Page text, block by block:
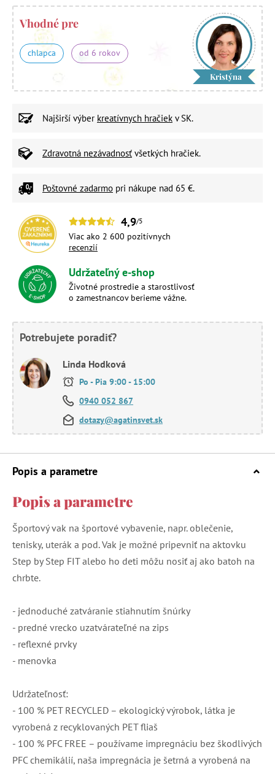
Vhodné pre
chlapca od 6 rokov
Kristýna
Najširší výber kreatívnych hračiek v SK.
Zdravotná nezávadnosť všetkých hračiek.
Poštovné zadarmo pri nákupe nad 65 €.
4,9/5
Viac ako 2 600 pozitívnych
recenzií
Udržateľný e-shop
Životné prostredie a starostlivosť
o zamestnancov berieme vážne.
Potrebujete poradiť?
Linda Hodková
Po - Pia 9:00 - 15:00
0940 052 867
dotazy@agatinsvet.sk
Popis a parametre
Popis a parametre
Športový vak na športové vybavenie, napr. oblečenie,
tenisky, uterák a pod. Vak je možné pripevniť na aktovku
Step by Step FIT alebo ho deti môžu nosiť aj ako batoh na
chrbte.
- jednoduché zatváranie stiahnutím šnúrky
- predné vrecko uzatvárateľné na zips
- reflexné prvky
- menovka
Udržateľnosť:
- 100 % PET RECYCLED – ekologický výrobok, látka je
vyrobená z recyklovaných PET fliaš
- 100 % PFC FREE – používame impregnáciu bez škodlivých
PFC chemikálií, naša impregnácia je šetrná a vyrobená na